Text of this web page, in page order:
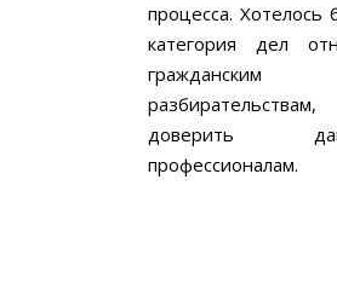
процесса. Хотелось
категория дел
доверить
профессионалам.